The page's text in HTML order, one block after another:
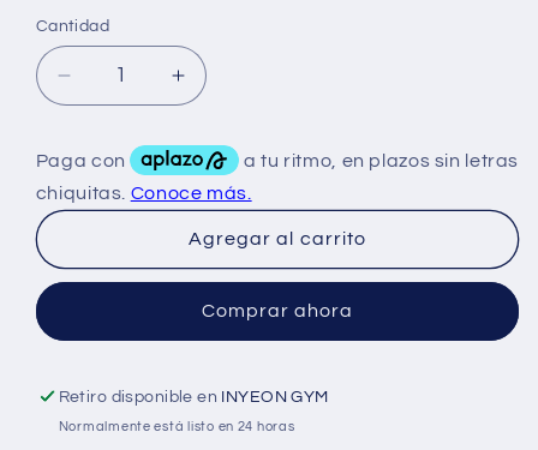
Cantidad
Reducir
cantidad
4LMT
Dianadrol
Methandienone
Mg
Aumentar
cantidad
para
4LMT
Dianadrol
Methandienone
25
Mg
Tabs
Agregar al carrito
Comprar ahora
Retiro disponible en INYEON GYM
Normalmente está listo en 24 horas